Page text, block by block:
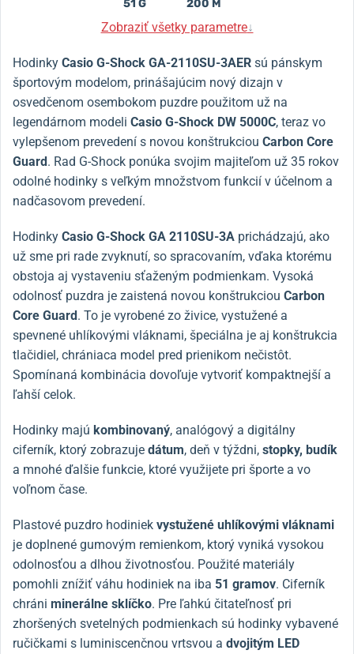
51 G 200 M
Zobraziť všetky parametre↓
Hodinky Casio G-Shock GA-2110SU-3AER sú pánskym
športovým modelom, prinášajúcim nový dizajn v
osvedčenom osembokom puzdre použitom už na
legendárnom modeli Casio G-Shock DW 5000C, teraz vo
vylepšenom prevedení s novou konštrukciou Carbon Core
Guard. Rad G-Shock ponúka svojim majiteľom už 35 rokov
odolné hodinky s veľkým množstvom funkcií v účelnom a
nadčasovom prevedení.
Hodinky Casio G-Shock GA 2110SU-3A prichádzajú, ako
už sme pri rade zvyknutí, so spracovaním, vďaka ktorému
obstoja aj vystaveniu sťaženým podmienkam. Vysoká
odolnosť puzdra je zaistená novou konštrukciou Carbon
Core Guard. To je vyrobené zo živice, vystužené a
spevnené uhlíkovými vláknami, špeciálna je aj konštrukcia
tlačidiel, chrániaca model pred prienikom nečistôt.
Spomínaná kombinácia dovoľuje vytvoriť kompaktnejší a
ľahší celok.
Hodinky majú kombinovaný, analógový a digitálny
ciferník, ktorý zobrazuje dátum, deň v týždni, stopky, budík
a mnohé ďalšie funkcie, ktoré využijete pri športe a vo
voľnom čase.
Plastové puzdro hodiniek vystužené uhlíkovými vláknami
je doplnené gumovým remienkom, ktorý vyniká vysokou
odolnosťou a dlhou životnosťou. Použité materiály
pomohli znížiť váhu hodiniek na iba 51 gramov. Ciferník
chráni minerálne sklíčko. Pre ľahkú čitateľnosť pri
zhoršených svetelných podmienkach sú hodinky vybavené
ručičkami s luminiscenčnou vrtsvou a dvojitým LED